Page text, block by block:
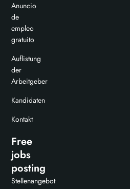
Anuncio
de
empleo
gratuito
Auflistung
der
Arbeitgeber
Kandidaten
Kontakt
Free
jobs
posting
Stellenangebot